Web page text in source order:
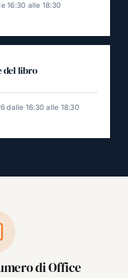
16:30 alle 18:30
del libro
dalle 16:30 alle 18:30
di Office